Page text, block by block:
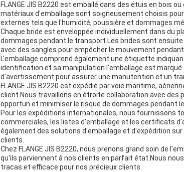
FLANGE JIS B2220 est emballé dans des étuis en bois
matériaux d'emballage sont soigneusement choisis
externes tels que l'humidité, poussière et dommages
Chaque bride est enveloppée individuellement dans du
dommages pendant le transport.Les brides sont
avec des sangles pour empêcher le mouvement
L'emballage comprend également une étiquette
identification et sa manipulation.l'emballage est
d'avertissement pour assurer une manutention et un
FLANGE JIS B2220 est expédié par voie maritime,
client.Nous travaillons en étroite collaboration avec des
opportun et minimiser le risque de dommages pendant
Pour les expéditions internationales, nous fournissons
commerciales, les listes d'emballage et les certificats
également des solutions d'emballage et d'expédition
clients.
Chez FLANGE JIS B2220, nous prenons grand soin de
qu'ils parviennent à nos clients en parfait état.Nous
tracas et efficace pour nos précieux clients.